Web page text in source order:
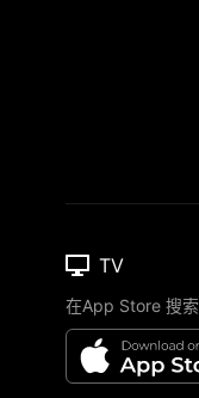
TV
在App Store 搜索